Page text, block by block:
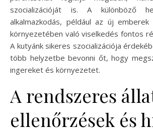
szocializációját is. A különböző
alkalmazkodás, például az új
környezetében való viselkedés fontos
A kutyánk sikeres szocializációja
több helyzetbe bevonni őt, hogy
ingereket és környezetet.
A rendszeres
ellenőrzések és